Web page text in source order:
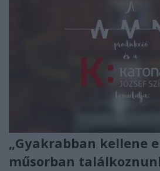
„Gyakrabban kellene
műsorban